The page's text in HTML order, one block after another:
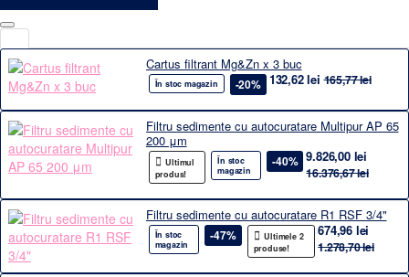
Cartus filtrant Mg&Zn x 3 buc
În stoc magazin -20% 132,62 lei 165,77 lei
Filtru sedimente cu autocuratare Multipur AP 65
200 μm
Ultimul
produs!
În stoc
magazin
-40% 9.826,00 lei
16.376,67 lei
Filtru sedimente cu autocuratare R1 RSF 3/4"
Ultimele 2
produse!
În stoc
magazin
-47% 674,96 lei
1.278,70 lei